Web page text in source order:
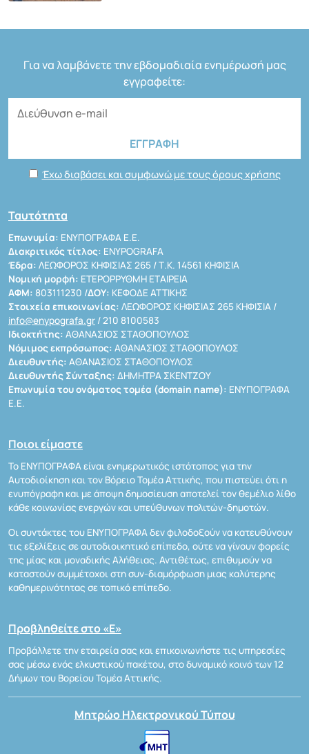
Για να λαμβάνετε την εβδομαδιαία ενημέρωσή μας
εγγραφείτε:
Έχω διαβάσει και συμφωνώ με τους όρους χρήσης
Ταυτότητα
Επωνυμία: ΕΝΥΠΟΓΡΑΦΑ Ε.Ε.
Διακριτικός τίτλος: ENYPOGRAFA
Έδρα: ΛΕΩΦΟΡΟΣ ΚΗΦΙΣΙΑΣ 265 / Τ.Κ. 14561 ΚΗΦΙΣΙΑ
Νομική μορφή: ΕΤΕΡΟΡΡΥΘΜΗ ΕΤΑΙΡΕΙΑ
ΑΦΜ: 803111230 /ΔΟΥ: ΚΕΦΟΔΕ ΑΤΤΙΚΗΣ
Στοιχεία επικοινωνίας: ΛΕΩΦΟΡΟΣ ΚΗΦΙΣΙΑΣ 265 ΚΗΦΙΣΙΑ /
info@enypografa.gr / 210 8100583
Ιδιοκτήτης: ΑΘΑΝΑΣΙΟΣ ΣΤΑΘΟΠΟΥΛΟΣ
Νόμιμος εκπρόσωπος: ΑΘΑΝΑΣΙΟΣ ΣΤΑΘΟΠΟΥΛΟΣ
Διευθυντής: ΑΘΑΝΑΣΙΟΣ ΣΤΑΘΟΠΟΥΛΟΣ
Διευθυντής Σύνταξης: ΔΗΜΗΤΡΑ ΣΚΕΝΤΖΟΥ
Επωνυμία του ονόματος τομέα (domain name): ΕΝΥΠΟΓΡΑΦΑ
Ε.Ε.
Ποιοι είμαστε
Το ΕΝΥΠΟΓΡΑΦΑ είναι ενημερωτικός ιστότοπος για την
Αυτοδιοίκηση και τον Βόρειο Τομέα Αττικής, που πιστεύει ότι η
ενυπόγραφη και με άποψη δημοσίευση αποτελεί τον θεμέλιο λίθο
κάθε κοινωνίας ενεργών και υπεύθυνων πολιτών-δημοτών.
Οι συντάκτες του ΕΝΥΠΟΓΡΑΦΑ δεν φιλοδοξούν να κατευθύνουν
τις εξελίξεις σε αυτοδιοικητικό επίπεδο, ούτε να γίνουν φορείς
της μίας και μοναδικής Αλήθειας. Αντιθέτως, επιθυμούν να
καταστούν συμμέτοχοι στη συν-διαμόρφωση μιας καλύτερης
καθημερινότητας σε τοπικό επίπεδο.
Προβληθείτε στο «Ε»
Προβάλλετε την εταιρεία σας και επικοινωνήστε τις υπηρεσίες
σας μέσω ενός ελκυστικού πακέτου, στο δυναμικό κοινό των 12
Δήμων του Βορείου Τομέα Αττικής.
Μητρώο Ηλεκτρονικού Τύπου